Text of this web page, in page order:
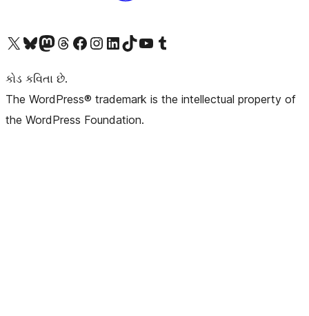
અમારા X (અગાઉ ટ્વિટર) એકાઉન્ટની મુલાકાત લોઅમારા Bluesky એકાઉન્ટની મુલાકાત લોઅમારા માસ્ટોડોન એકાઉન્ટની મુલાકાત લોઅમારા Threads એકાઉન્ટની મુલાકાત લો અમારા ફેસબુક પેજની મુલાકાત લોઅમારા ઇન્સ્ટાગ્રામ એકાઉન્ટની મુલાકાત લો અમારા LinkedIn એકાઉન્ટની મુલાકાત લોઅમારા TikTok એકાઉન્ટની મુલાકાત લોઅમારી YouTube ચેનલની મુલાકાત લો અમારા Tumblr એકાઉન્ટની મુલાકાત લો
કોડ કવિતા છે.
The WordPress® trademark is the intellectual property of
the WordPress Foundation.